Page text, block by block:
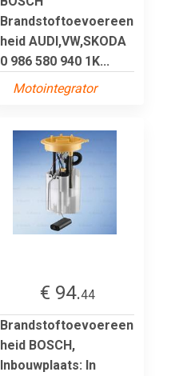
Brandstoftoevoereen
heid AUDI,VW,SKODA
0 986 580 940 1K...
Motointegrator
€ 94.44
Brandstoftoevoereen
heid BOSCH,
Inbouwplaats: In